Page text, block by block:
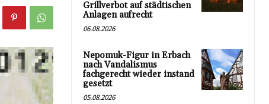
Grillverbot auf städtischen
Anlagen aufrecht
06.08.2026
Nepomuk-Figur in Erbach
nach Vandalismus
fachgerecht wieder instand
gesetzt
05.08.2026